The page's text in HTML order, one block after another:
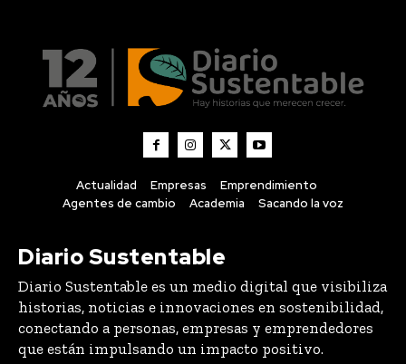
Actualidad Empresas
Emprendimiento
Agentes de cambio
Academia Sacando la voz
Diario Sustentable
Diario Sustentable es un medio digital que visibiliza
historias, noticias e innovaciones en sostenibilidad,
conectando a personas, empresas y emprendedores
que están impulsando un impacto positivo.